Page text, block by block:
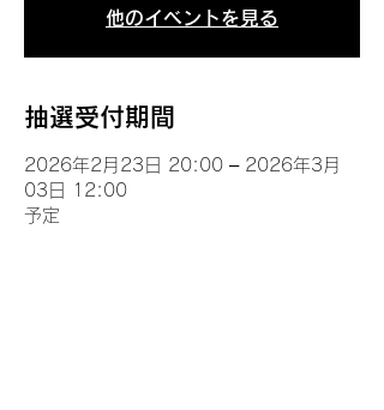
他のイベントを見る
抽選受付期間
2026年2月23日 20:00 – 2026年3月
03日 12:00
予定